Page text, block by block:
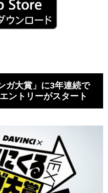
ガ大賞」に3年連続で
ントリーがスタート